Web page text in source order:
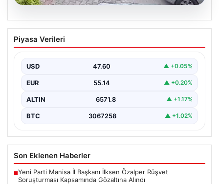
Bolu’da vahşet: Yavru kediyi önce öptü,
sonra boğdu
Ardından Telef Etti", "content": "Bolu'nun Beşkavaklar…
Piyasa Verileri
USD 47.60 ▲ +0.05%
EUR 55.14 ▲ +0.20%
ALTIN 6571.8 ▲ +1.17%
BTC 3067258 ▲ +1.02%
Son Eklenen Haberler
■Yeni Parti Manisa İl Başkanı İlksen Özalper Rüşvet
Soruşturması Kapsamında Gözaltına Alındı